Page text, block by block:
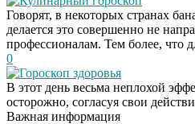
Говорят, в некоторых странах
делается это совершенно не
профессионалам. Тем более, что
0
Гороскоп здоровья
В этот день весьма неплохой
осторожно, согласуя свои
Важная информация